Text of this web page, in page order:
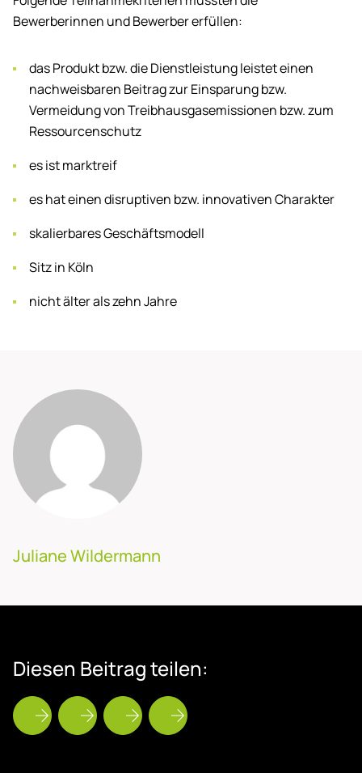
Bewerberinnen und Bewerber erfüllen:
das Produkt bzw. die Dienstleistung leistet einen
nachweisbaren Beitrag zur Einsparung bzw.
Vermeidung von Treibhausgasemissionen bzw. zum
Ressourcenschutz
es ist marktreif
es hat einen disruptiven bzw. innovativen Charakter
skalierbares Geschäftsmodell
Sitz in Köln
nicht älter als zehn Jahre
Juliane Wildermann
Die­sen Bei­trag tei­len: